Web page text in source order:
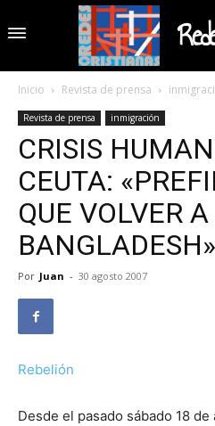
Inicio Revista de prensa
Revista de prensa inmigración
CRISIS
CEUTA:
QUE VOLVER A
BANGLADESH»
Por Juan - 30 agosto 2007
Rebelión
Desde el pasado sábado 18